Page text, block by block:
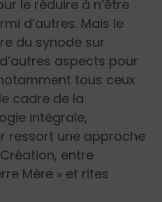
le réduire à n’être
d’autres. Mais le
du synode sur
aspects pour
tous ceux
cadre de la
intégrale,
ressort une approche
entre
Mère » et rites